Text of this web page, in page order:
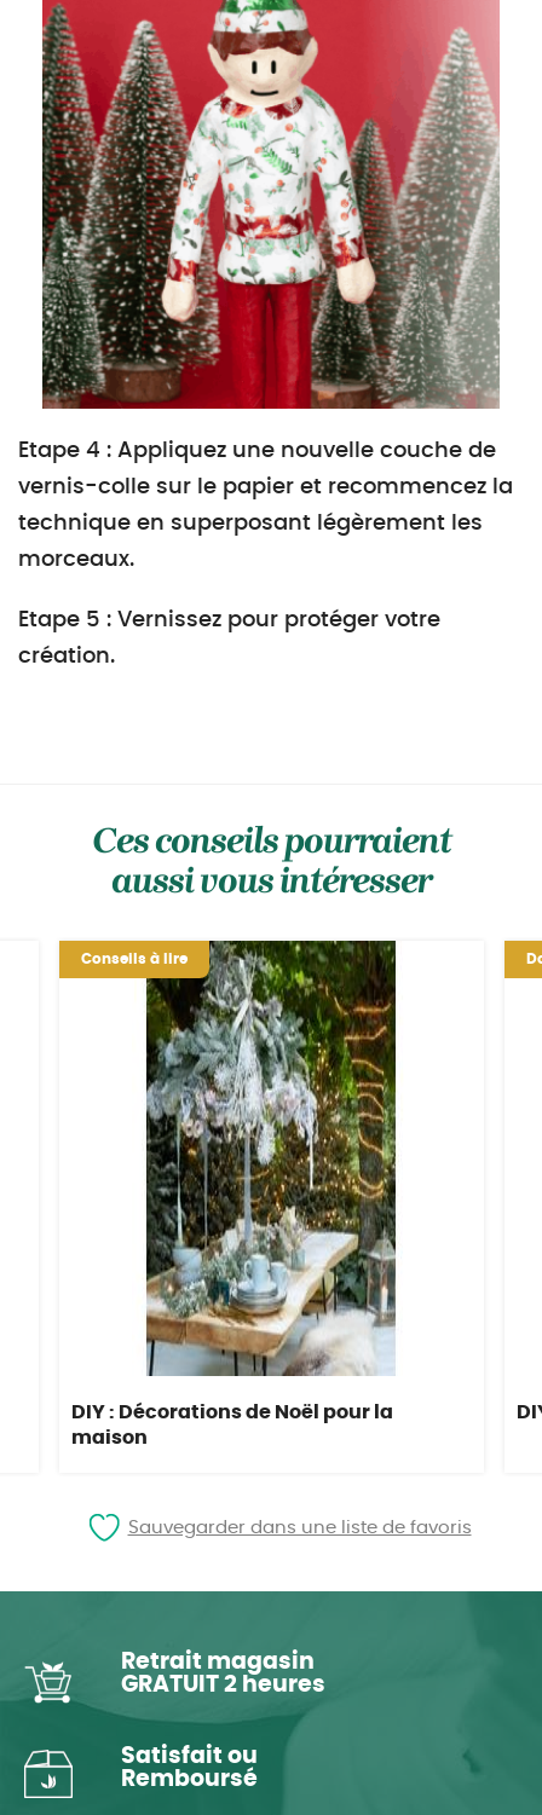
Etape 4 : Appliquez une nouvelle couche de
vernis-colle sur le papier et recommencez la
technique en superposant légèrement les
morceaux.
Etape 5 : Vernissez pour protéger votre
création.
Sauvegarder dans une liste de favoris
Ces conseils pourraient
aussi vous intéresser
Conseils à lire
DIY : Décorations de Noël pour la
maison
Retrait magasin
GRATUIT 2 heures
Satisfait ou
Remboursé